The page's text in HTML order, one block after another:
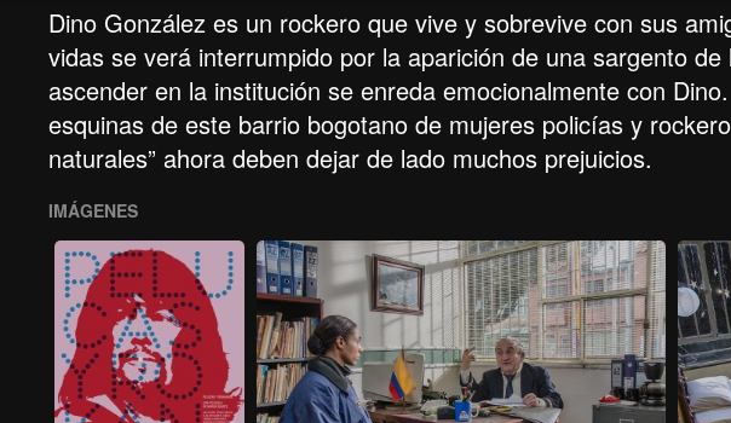
Dino González es un rockero que vive y sobrevive con sus
vidas se verá interrumpido por la aparición de una sargento
ascender en la institución se enreda emocionalmente con
esquinas de este barrio bogotano de mujeres policías y
naturales” ahora deben dejar de lado muchos prejuicios.
IMÁGENES